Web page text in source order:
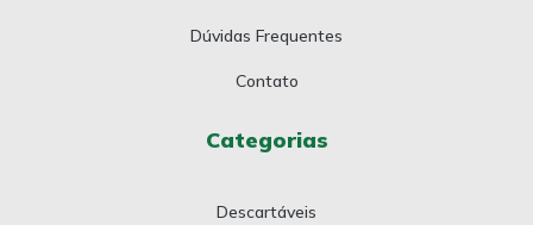
Dúvidas Frequentes
Contato
Categorias
Descartáveis